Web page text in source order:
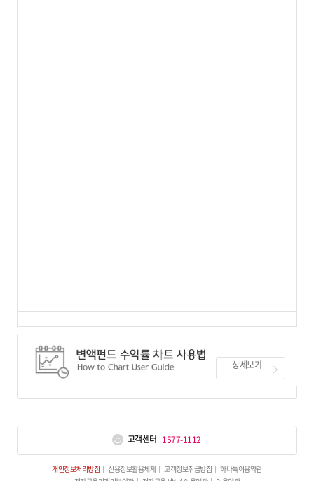
상세보기
고객센터 1577-1112
개인정보처리방침 신용정보활용체제 고객정보취급방침
하나톡이용약관